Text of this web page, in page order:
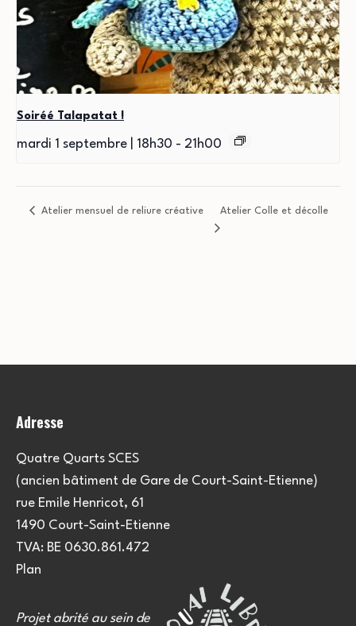
Soiréé Talapatat !
mardi 1 septembre | 18h30 - 21h00
Atelier mensuel de reliure créative Atelier Colle et décolle
Adresse
Quatre Quarts SCES
(ancien bâtiment de Gare de Court-Saint-Etienne)
rue Emile Henricot, 61
1490 Court-Saint-Etienne
TVA: BE 0630.861.472
Plan
Projet abrité au sein de